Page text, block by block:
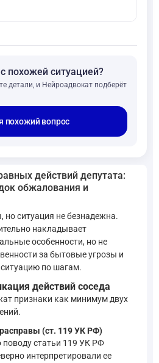
похожей ситуацией?
детали, и Нейроадвокат подберёт
похожий вопрос
действий депутата:
обжалования и
ситуация не безнадежна.
накладывает
особенности, но не
за бытовые угрозы и
по шагам.
действий соседа
признаки как минимум двух
(ст. 119 УК РФ)
статьи 119 УК РФ
интерпретировали ее